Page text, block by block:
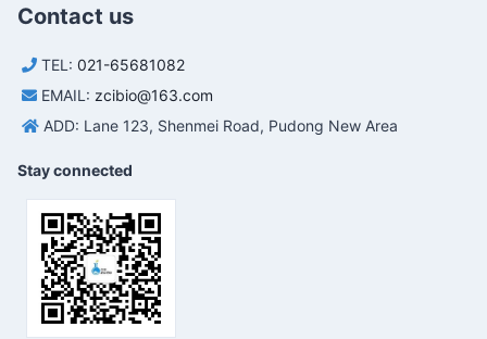
Contact us
TEL: 021-65681082
EMAIL: zcibio@163.com
ADD: Lane 123, Shenmei Road, Pudong New Area
Stay connected